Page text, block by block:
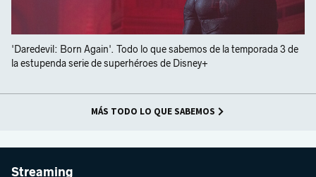
'Daredevil: Born Again'. Todo lo que sabemos de la temporada 3 de
la estupenda serie de superhéroes de Disney+
MÁS TODO LO QUE SABEMOS
Streaming